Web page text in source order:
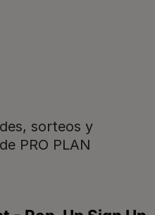
sorteos y
PRO PLAN